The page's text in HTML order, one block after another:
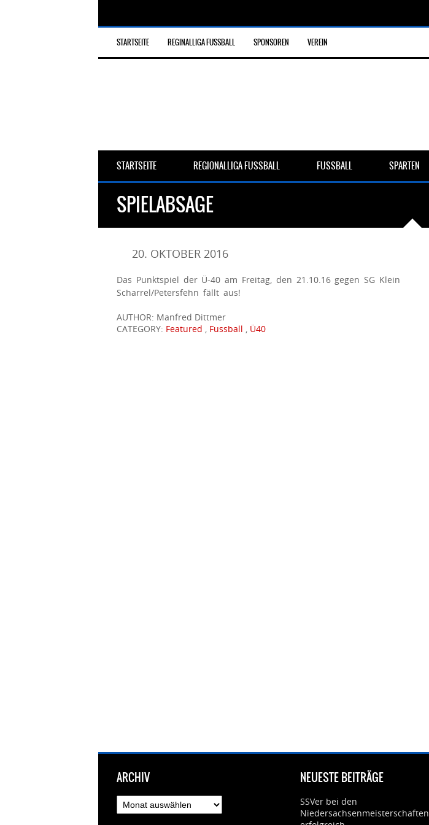
STARTSEITE REGINALLIGA FUSSBALL SPONSOREN VEREIN
STARTSEITE REGIONALLIGA FUSSBALL FUSSBALL SPARTEN
SPIELABSAGE
20. OKTOBER 2016
Das Punktspiel der Ü-40 am Freitag, den 21.10.16 gegen SG Klein
Scharrel/Petersfehn fällt aus!
AUTHOR: Manfred Dittmer
CATEGORY: Featured , Fussball , Ü40
ARCHIV
Archiv
NEUESTE BEITRÄGE
SSVer bei den
Niedersachsenmeisterschaften